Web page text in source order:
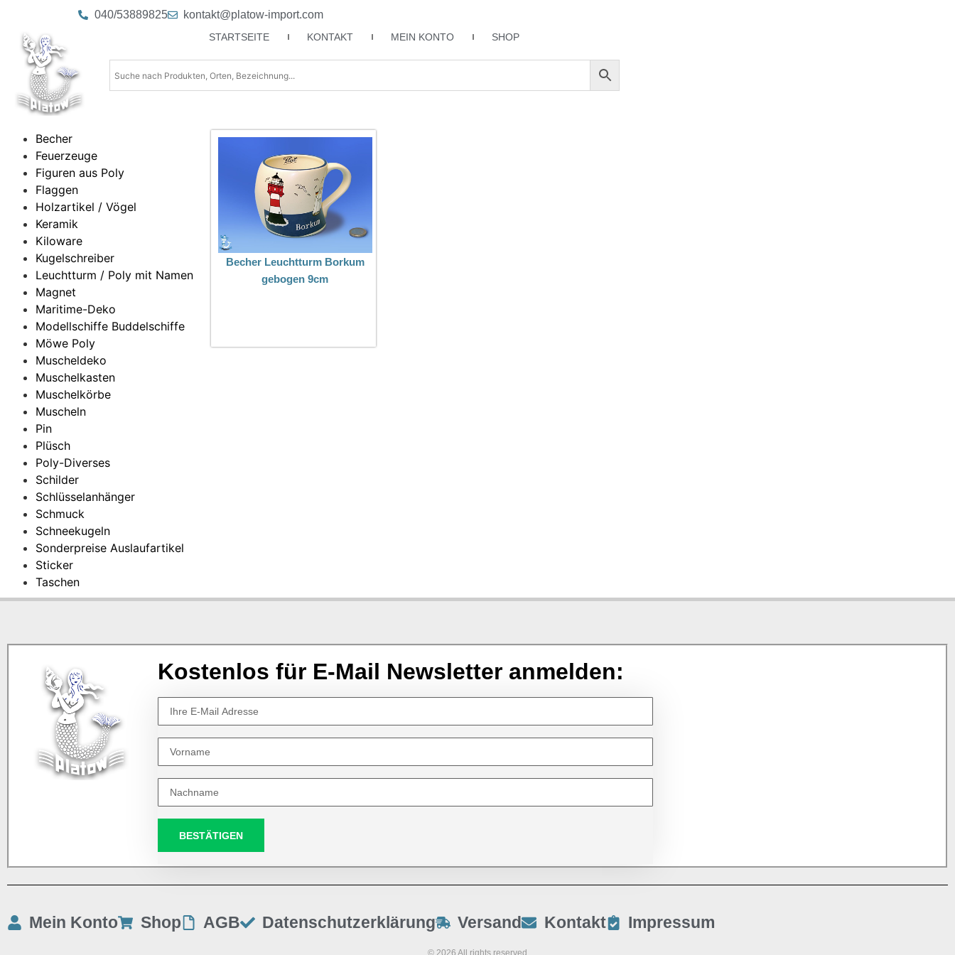
040/53889825 kontakt@platow-import.com
STARTSEITE KONTAKT MEIN KONTO SHOP
Becher
Feuerzeuge
Figuren aus Poly
Flaggen
Holzartikel / Vögel
Keramik
Kiloware
Kugelschreiber
Leuchtturm / Poly mit Namen
Magnet
Maritime-Deko
Modellschiffe Buddelschiffe
Möwe Poly
Muscheldeko
Muschelkasten
Muschelkörbe
Muscheln
Pin
Plüsch
Poly-Diverses
Schilder
Schlüsselanhänger
Schmuck
Schneekugeln
Sonderpreise Auslaufartikel
Sticker
Taschen
Becher Leuchtturm Borkum
gebogen 9cm
Kostenlos für E-Mail Newsletter anmelden:
BESTÄTIGEN
Mein Konto Shop AGB Datenschutzerklärung Versand Kontakt Impressum